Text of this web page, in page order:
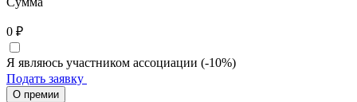
0 ₽
Я являюсь участником ассоциации (-10%)
Подать заявку
О премии